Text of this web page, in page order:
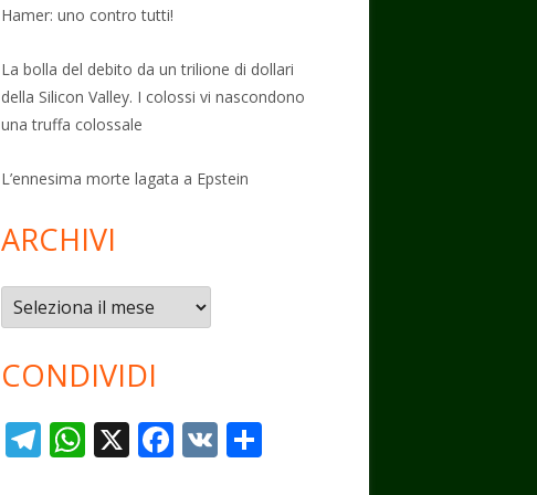
Hamer: uno contro tutti!
La bolla del debito da un trilione di dollari
della Silicon Valley. I colossi vi nascondono
una truffa colossale
L’ennesima morte lagata a Epstein
ARCHIVI
Archivi
CONDIVIDI
T W X F V